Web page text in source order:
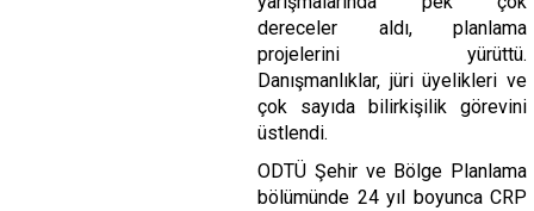
dereceler aldı, planlama
projelerini yürüttü.
Danışmanlıklar, jüri üyelikleri ve
çok sayıda bilirkişilik görevini
üstlendi.
ODTÜ Şehir ve Bölge Planlama
bölümünde 24 yıl boyunca CRP